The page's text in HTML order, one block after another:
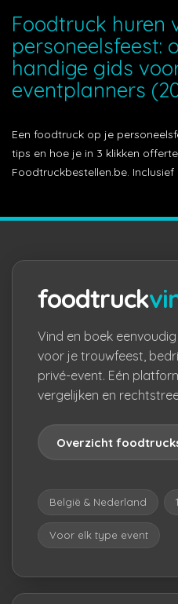
Foodtruck huren
personeelsfeest:
handige gids
eventplanners
Een foodtruck op je
tips en hoe je in 3 klikken
Foodtruckbestellen.be.
foodtruck
Vind en boek
voor je trouwfeest,
privé-event. Eén
vergelijken en
Overzicht
België & Nederland
Voor elk type event